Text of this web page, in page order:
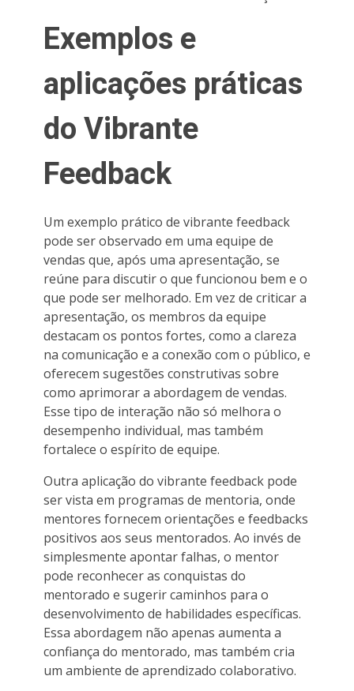
Exemplos e
aplicações práticas
do Vibrante
Feedback
Um exemplo prático de vibrante feedback
pode ser observado em uma equipe de
vendas que, após uma apresentação, se
reúne para discutir o que funcionou bem e o
que pode ser melhorado. Em vez de criticar a
apresentação, os membros da equipe
destacam os pontos fortes, como a clareza
na comunicação e a conexão com o público, e
oferecem sugestões construtivas sobre
como aprimorar a abordagem de vendas.
Esse tipo de interação não só melhora o
desempenho individual, mas também
fortalece o espírito de equipe.
Outra aplicação do vibrante feedback pode
ser vista em programas de mentoria, onde
mentores fornecem orientações e feedbacks
positivos aos seus mentorados. Ao invés de
simplesmente apontar falhas, o mentor
pode reconhecer as conquistas do
mentorado e sugerir caminhos para o
desenvolvimento de habilidades específicas.
Essa abordagem não apenas aumenta a
confiança do mentorado, mas também cria
um ambiente de aprendizado colaborativo.